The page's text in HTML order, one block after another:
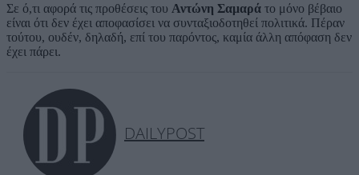
Σε ό,τι αφορά τις προθέσεις του Αντώνη Σαμαρά το μόνο βέβαιο
είναι ότι δεν έχει αποφασίσει να συνταξιοδοτηθεί πολιτικά. Πέραν
τούτου, ουδέν, δηλαδή, επί του παρόντος, καμία άλλη απόφαση δεν
έχει πάρει.
DAILYPOST